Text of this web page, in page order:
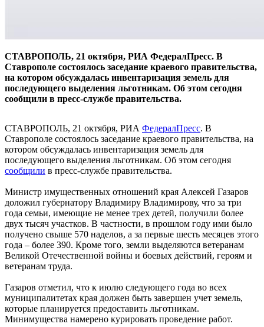
СТАВРОПОЛЬ, 21 октября, РИА ФедералПресс. В
Ставрополе состоялось заседание краевого правительства,
на котором обсуждалась инвентаризация земель для
последующего выделения льготникам. Об этом сегодня
сообщили в пресс-службе правительства.
СТАВРОПОЛЬ, 21 октября, РИА ФедералПресс. В
Ставрополе состоялось заседание краевого правительства, на
котором обсуждалась инвентаризация земель для
последующего выделения льготникам. Об этом сегодня
сообщили в пресс-службе правительства.
Министр имущественных отношений края Алексей Газаров
доложил губернатору Владимиру Владимирову, что за три
года семьи, имеющие не менее трех детей, получили более
двух тысяч участков. В частности, в прошлом году ими было
получено свыше 570 наделов, а за первые шесть месяцев этого
года – более 390. Кроме того, земли выделяются ветеранам
Великой Отечественной войны и боевых действий, героям и
ветеранам труда.
Газаров отметил, что к июлю следующего года во всех
муниципалитетах края должен быть завершен учет земель,
которые планируется предоставить льготникам.
Минимущества намерено курировать проведение работ.